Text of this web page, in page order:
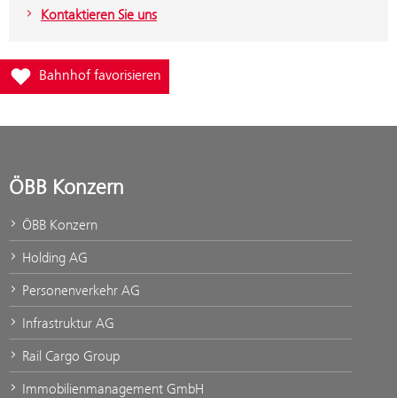
Kontaktieren Sie uns
Füge Bahnhof Lebring zur Favoritenliste hinzu
Bahnhof favorisieren
ÖBB Konzern
ÖBB Konzern
Holding AG
Personenverkehr AG
Infrastruktur AG
Rail Cargo Group
Immobilienmanagement GmbH